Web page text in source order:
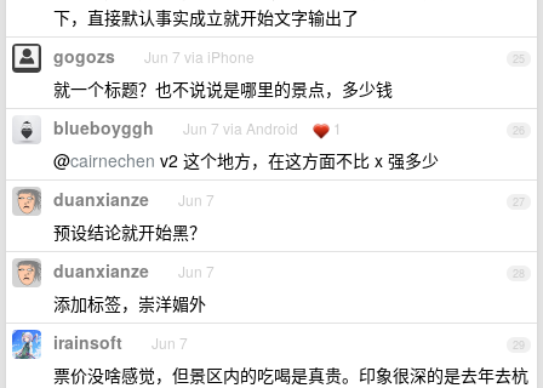
下，直接默认事实成立就开始文字输出了
25
gogozs Jun 7 via iPhone
就一个标题？也不说说是哪里的景点，多少钱
26
blueboyggh Jun 7 via Android 1
@cairnechen v2 这个地方，在这方面不比 x 强多少
27
duanxianze Jun 7
预设结论就开始黑？
28
duanxianze Jun 7
添加标签，崇洋媚外
29
irainsoft Jun 7
票价没啥感觉，但景区内的吃喝是真贵。印象很深的是去年去杭